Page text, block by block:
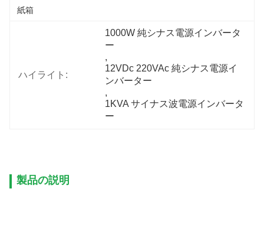
紙箱
ハイライト:
1000W 純シナス電源インバータ
ー
,
12VDc 220VAc 純シナス電源イ
ンバーター
,
1KVA サイナス波電源インバータ
ー
製品の説明